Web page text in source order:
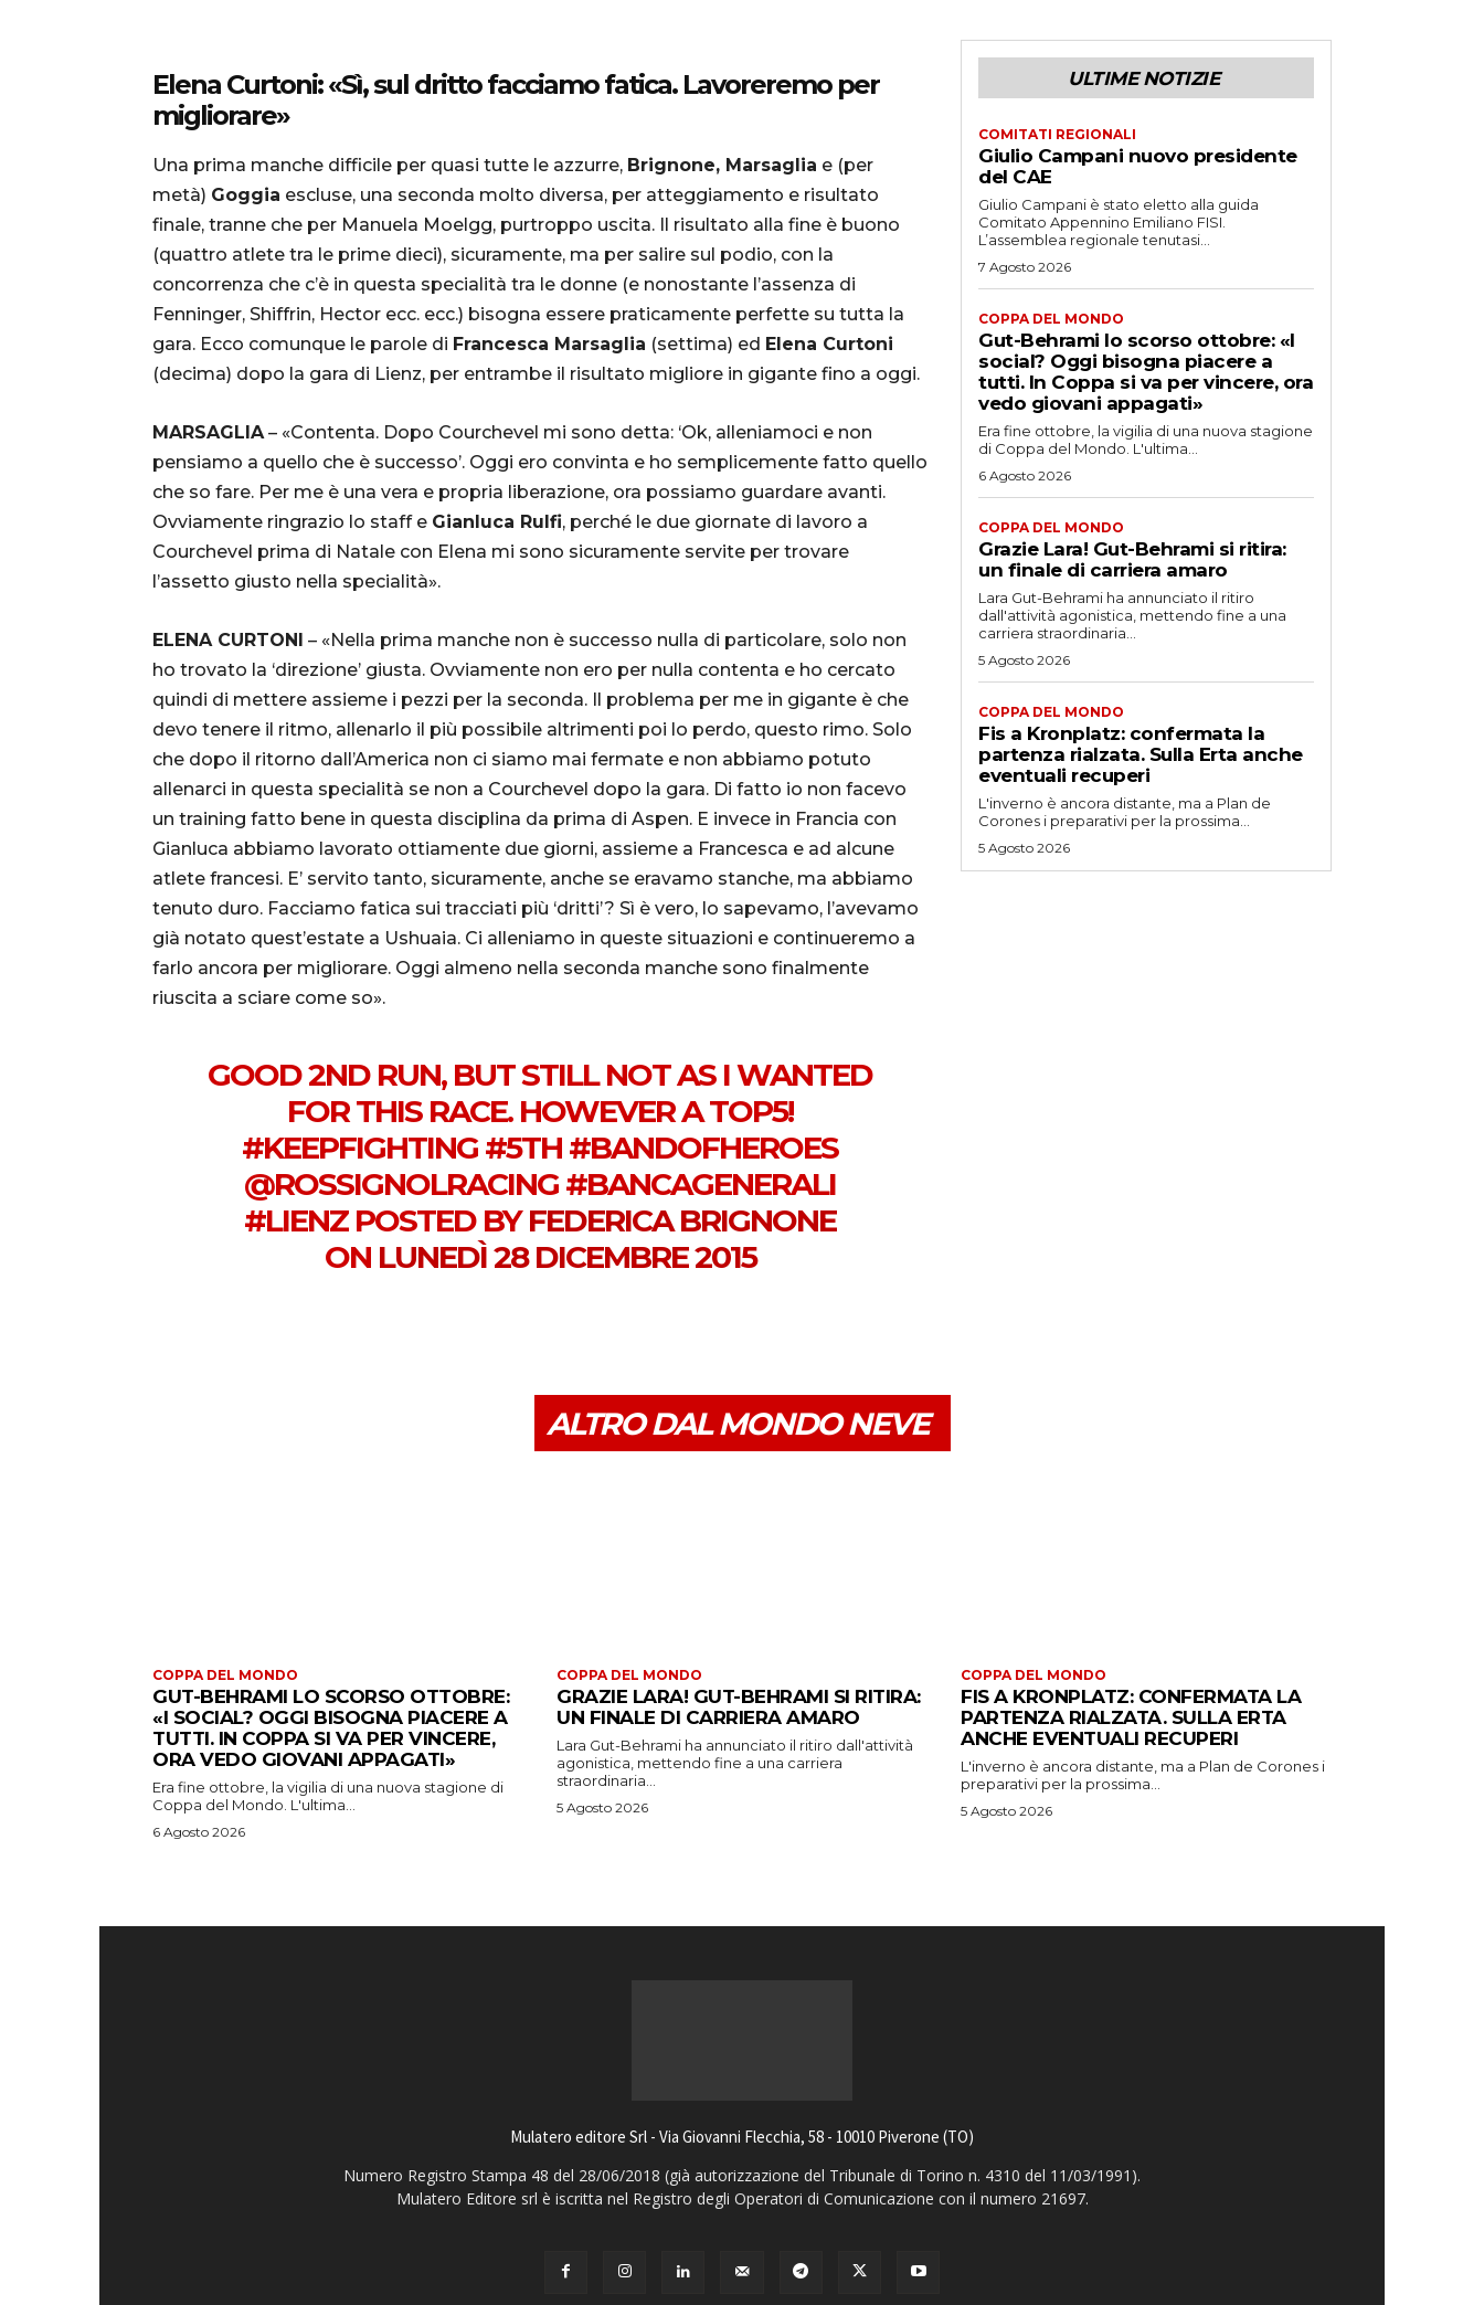
Elena Curtoni: «Sì, sul dritto facciamo fatica. Lavoreremo per
migliorare»
Una prima manche difficile per quasi tutte le azzurre, Brignone, Marsaglia e (per
metà) Goggia escluse, una seconda molto diversa, per atteggiamento e risultato
finale, tranne che per Manuela Moelgg, purtroppo uscita. Il risultato alla fine è buono
(quattro atlete tra le prime dieci), sicuramente, ma per salire sul podio, con la
concorrenza che c’è in questa specialità tra le donne (e nonostante l’assenza di
Fenninger, Shiffrin, Hector ecc. ecc.) bisogna essere praticamente perfette su tutta la
gara. Ecco comunque le parole di Francesca Marsaglia (settima) ed Elena Curtoni
(decima) dopo la gara di Lienz, per entrambe il risultato migliore in gigante fino a oggi.
MARSAGLIA– «Contenta. Dopo Courchevel mi sono detta: ‘Ok, alleniamoci e non
pensiamo a quello che è successo’. Oggi ero convinta e ho semplicemente fatto quello
che so fare. Per me è una vera e propria liberazione, ora possiamo guardare avanti.
Ovviamente ringrazio lo staff e Gianluca Rulfi, perché le due giornate di lavoro a
Courchevel prima di Natale con Elena mi sono sicuramente servite per trovare
l’assetto giusto nella specialità».
ELENA CURTONI – «Nella prima manche non è successo nulla di particolare, solo non
ho trovato la ‘direzione’ giusta. Ovviamente non ero per nulla contenta e ho cercato
quindi di mettere assieme i pezzi per la seconda. Il problema per me in gigante è che
devo tenere il ritmo, allenarlo il più possibile altrimenti poi lo perdo, questo rimo. Solo
che dopo il ritorno dall’America non ci siamo mai fermate e non abbiamo potuto
allenarci in questa specialità se non a Courchevel dopo la gara. Di fatto io non facevo
un training fatto bene in questa disciplina da prima di Aspen. E invece in Francia con
Gianluca abbiamo lavorato ottiamente due giorni, assieme a Francesca e ad alcune
atlete francesi. E’ servito tanto, sicuramente, anche se eravamo stanche, ma abbiamo
tenuto duro. Facciamo fatica sui tracciati più ‘dritti’? Sì è vero, lo sapevamo, l’avevamo
già notato quest’estate a Ushuaia. Ci alleniamo in queste situazioni e continueremo a
farlo ancora per migliorare. Oggi almeno nella seconda manche sono finalmente
riuscita a sciare come so».
GOOD 2ND RUN, BUT STILL NOT AS I WANTED
FOR THIS RACE. HOWEVER A TOP5!
#KEEPFIGHTING #5TH #BANDOFHEROES
@ROSSIGNOLRACING #BANCAGENERALI
#LIENZ POSTED BYFEDERICA BRIGNONE
ON LUNEDÌ 28 DICEMBRE 2015
ULTIME NOTIZIE
COMITATI REGIONALI
Giulio Campani nuovo presidente
del CAE
Giulio Campani è stato eletto alla guida
Comitato Appennino Emiliano FISI.
L’assemblea regionale tenutasi...
7 Agosto 2026
COPPA DEL MONDO
Gut-Behrami lo scorso ottobre: «I
social? Oggi bisogna piacere a
tutti. In Coppa si va per vincere, ora
vedo giovani appagati»
Era fine ottobre, la vigilia di una nuova stagione
di Coppa del Mondo. L'ultima...
6 Agosto 2026
COPPA DEL MONDO
Grazie Lara! Gut-Behrami si ritira:
un finale di carriera amaro
Lara Gut-Behrami ha annunciato il ritiro
dall'attività agonistica, mettendo fine a una
carriera straordinaria...
5 Agosto 2026
COPPA DEL MONDO
Fis a Kronplatz: confermata la
partenza rialzata. Sulla Erta anche
eventuali recuperi
L'inverno è ancora distante, ma a Plan de
Corones i preparativi per la prossima...
5 Agosto 2026
ALTRO DAL MONDO NEVE
COPPA DEL MONDO
GUT-BEHRAMI LO SCORSO OTTOBRE:
«I SOCIAL? OGGI BISOGNA PIACERE A
TUTTI. IN COPPA SI VA PER VINCERE,
ORA VEDO GIOVANI APPAGATI»
Era fine ottobre, la vigilia di una nuova stagione di
Coppa del Mondo. L'ultima...
6 Agosto 2026
COPPA DEL MONDO
GRAZIE LARA! GUT-BEHRAMI SI RITIRA:
UN FINALE DI CARRIERA AMARO
Lara Gut-Behrami ha annunciato il ritiro dall'attività
agonistica, mettendo fine a una carriera
straordinaria...
5 Agosto 2026
COPPA DEL MONDO
FIS A KRONPLATZ: CONFERMATA LA
PARTENZA RIALZATA. SULLA ERTA
ANCHE EVENTUALI RECUPERI
L'inverno è ancora distante, ma a Plan de Corones i
preparativi per la prossima...
5 Agosto 2026
Mulatero editore Srl - Via Giovanni Flecchia, 58 - 10010 Piverone (TO)
Numero Registro Stampa 48 del 28/06/2018 (già autorizzazione del Tribunale di Torino n. 4310 del 11/03/1991).
Mulatero Editore srl è iscritta nel Registro degli Operatori di Comunicazione con il numero 21697.